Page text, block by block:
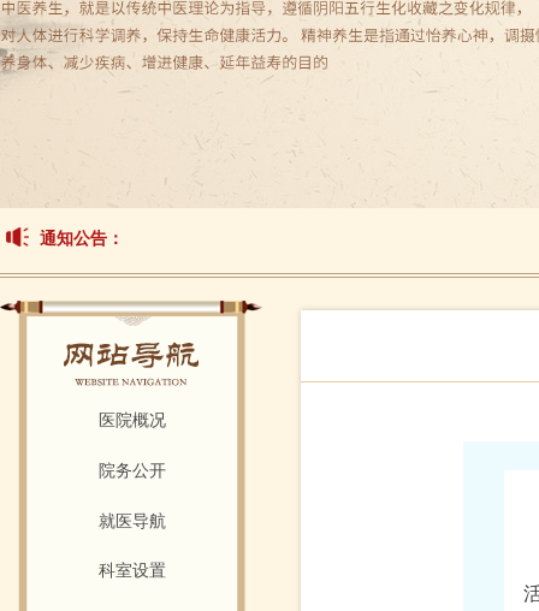
通知公告：
医院概况
院务公开
就医导航
科室设置